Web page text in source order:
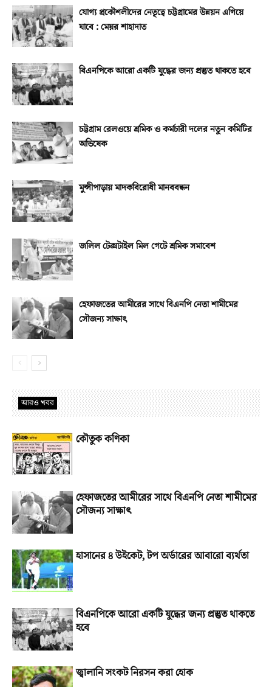
যোগ্য প্রকৌশলীদের নেতৃত্বে চট্টগ্রামের উন্নয়ন এগিয়ে
যাবে : মেয়র শাহাদাত
বিএনপিকে আরো একটি যুদ্ধের জন্য প্রস্তুত থাকতে হবে
চট্টগ্রাম রেলওয়ে শ্রমিক ও কর্মচারী দলের নতুন কমিটির
অভিষেক
মুন্সীপাড়ায় মাদকবিরোধী মানববন্ধন
জলিল টেক্সটাইল মিল গেটে শ্রমিক সমাবেশ
হেফাজতের আমীরের সাথে বিএনপি নেতা শামীমের
সৌজন্য সাক্ষাৎ
আরও খবর
কৌতুক কণিকা
হেফাজতের আমীরের সাথে বিএনপি নেতা শামীমের
সৌজন্য সাক্ষাৎ
হাসানের ৪ উইকেট, টপ অর্ডারের আবারো ব্যর্থতা
বিএনপিকে আরো একটি যুদ্ধের জন্য প্রস্তুত থাকতে
হবে
জ্বালানি সংকট নিরসন করা হোক